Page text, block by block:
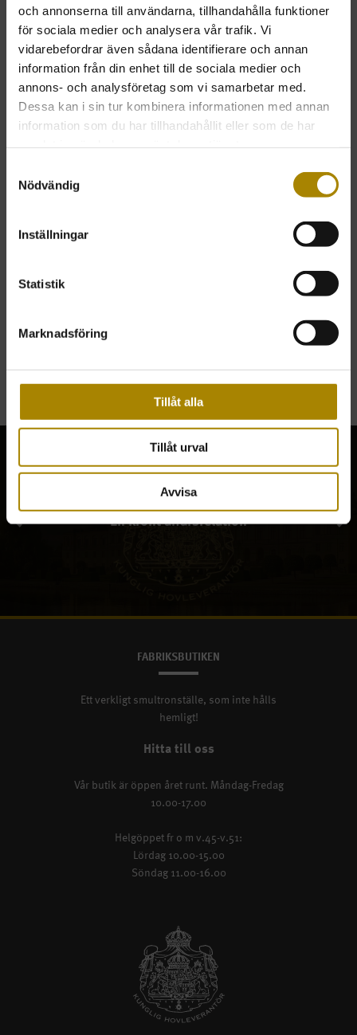
och annonserna till användarna, tillhandahålla funktioner
för sociala medier och analysera vår trafik. Vi
vidarebefordrar även sådana identifierare och annan
information från din enhet till de sociala medier och
annons- och analysföretag som vi samarbetar med.
Dessa kan i sin tur kombinera informationen med annan
information som du har tillhandahållit eller som de har
Nödvändig
Inställningar
Statistik
Marknadsföring
Tillåt alla
Tillåt urval
Avvisa
RELATERADE PRODUKTER
21250
En krönt affärsrelation
FABRIKSBUTIKEN
Ett verkligt smultronställe, som inte hålls
hemligt!
Hitta till oss
Vår butik är öppen året runt. Måndag-Fredag
10.00-17.00
Helgöppet fr o m v.45-v.51:
Lördag 10.00-15.00
Söndag 11.00-16.00